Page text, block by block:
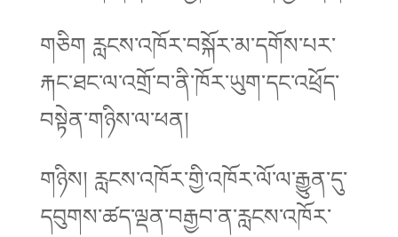
གཅིག རླངས་འཁོར་བསྐོར་མ་དགོས་པར་
རྐང་ཐང་ལ་འགྲོ་བ་ནི་ཁོར་ཡུག་དང་འཕྲོད་
བསྟེན་གཉིས་ལ་ཕན།
གཉིས། རླངས་འཁོར་གྱི་འཁོར་ལོ་ལ་རྒྱུན་དུ་
དབུགས་ཚད་ལྡན་བརྒྱབ་ན་རླངས་འཁོར་